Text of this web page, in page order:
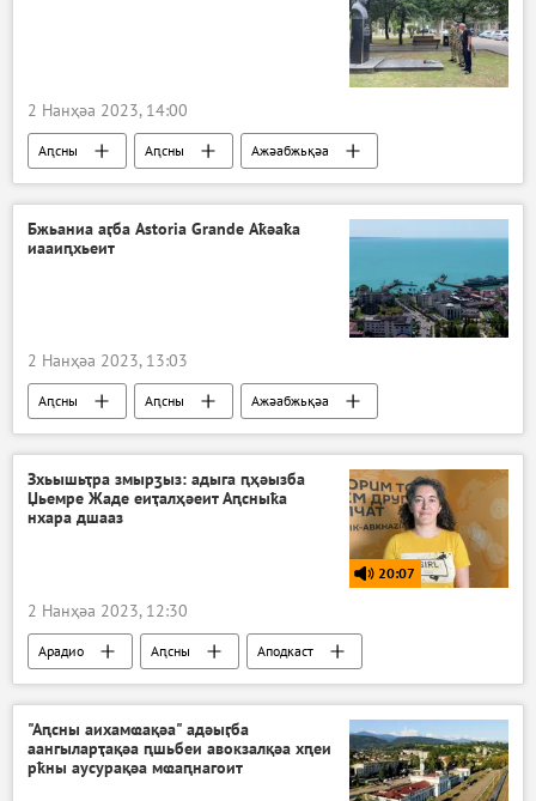
2 Нанҳәа 2023, 14:00
Аԥсны Аԥсны Ажәабжьқәа
Бжьаниа аӷба Astoria Grande Аҟәаҟа
иааиԥхьеит
2 Нанҳәа 2023, 13:03
Аԥсны Аԥсны
Ажәабжьқәа
Аслан Бжьаниа
Аԥсшьара
Зхьышьҭра змырӡыз: адыга ԥҳәызба
Џьемре Жаде еиҭалҳәеит Аԥсныҟа
нхара дшааз
20:07
2 Нанҳәа 2023, 12:30
Арадио Аԥсны
Аподкаст
Зхьышьҭра змырӡыз
Арепатриациа
"Аԥсны аихамҩақәа" адәыӷба
аангыларҭақәа ԥшьбеи авокзалқәа хԥеи
рҟны аусурақәа мҩаԥнагоит